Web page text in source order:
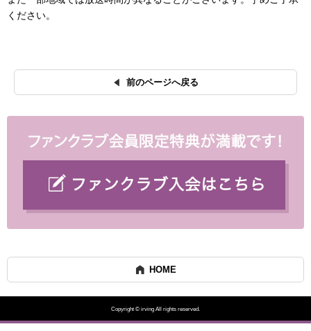
ください。
前のページへ戻る
HOME
Copyright © irving All rights reserved.